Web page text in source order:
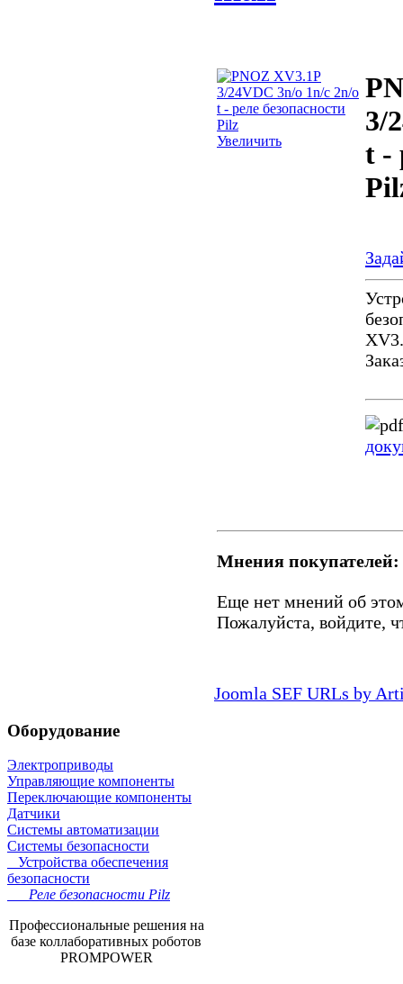
Увеличить
3/
t -
Мнения покупателей:
Еще нет мнений об
Пожалуйста, войдите,
Joomla SEF URLs by
Оборудование
Электроприводы
Управляющие компоненты
Переключающие компоненты
Датчики
Системы автоматизации
Системы безопасности
Устройства обеспечения
безопасности
Реле безопасности Pilz
Профессиональные решения на
базе коллаборативных роботов
PROMPOWER